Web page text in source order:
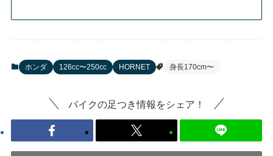
ホンダ 126cc〜250cc HORNET 身長170cm〜
バイクの足つき情報をシェア！